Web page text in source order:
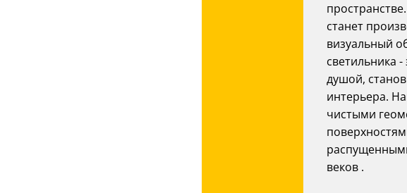
станет
визуальный
светильника
душой,
интерьера.
чистыми
веков .